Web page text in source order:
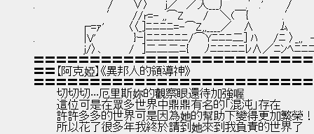
.　　　　　　 　 　 /　 　∨〉　　j／　／入___厂　　.′.'　　　/　
′ 　 //r=- ,,⌒Z　　 /　 ＼(￣{　 　 　 .′　　　
┌=ｧ'　　　〈〈_]ﾆﾆﾆﾆ=-⌒Z,,____／ 　∧ 　 　 ﾑ　　　　
. 　 　 　 　 |V'　　　 　 }ｰ|ﾆﾆﾆﾆﾆﾆ/⌒Yﾆﾆﾆ二] ﾊ　　/ﾆ 〉_,,
j/〉､　　　 /　]二二二ﾆ{　　ﾉﾆﾆﾆﾆﾆﾚ∧／ﾆﾝﾍﾆﾆﾆﾆ
〓〓〓〓〓〓〓〓〓〓〓〓〓〓〓〓〓〓〓〓〓〓〓〓
〓〓【阿克婭】《異邦人的領導神》
〓〓〓〓〓〓〓〓〓〓〓〓〓〓〓〓〓〓〓〓〓〓〓〓
切切切‧‧‧厄里斯妳的觀察眼還待加強喔
這位可是在眾多世界中鼎鼎有名的「混沌」存在
許許多多的世界可是因為她的幫助下變得更加繁榮！
所以花了很多年我終於請到她來到我負責的世界了